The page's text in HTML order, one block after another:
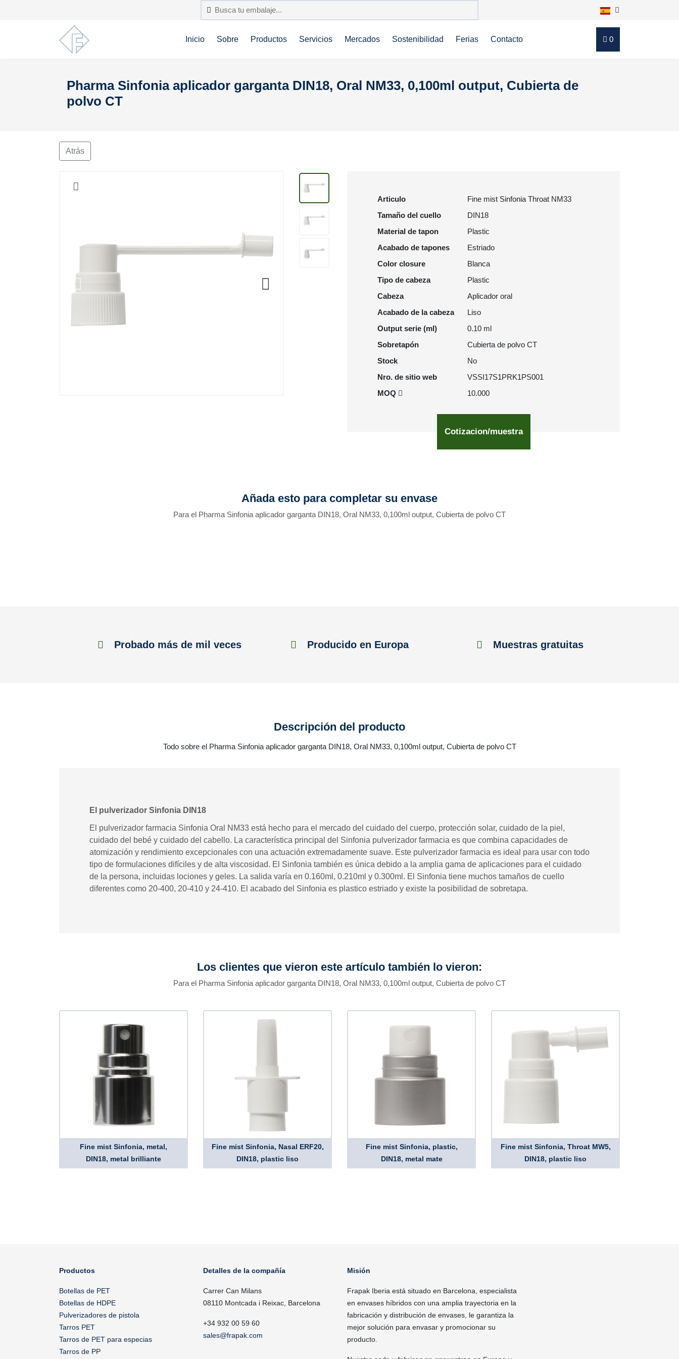
Inicio Sobre Productos Servicios Mercados Sostenibilidad Ferias Contacto 0
Pharma Sinfonia aplicador garganta DIN18, Oral NM33, 0,100ml output, Cubierta de
polvo CT
Atrás
Articulo
Fine mist Sinfonia Throat NM33
Tamaño del cuello
DIN18
Material de tapon
Plastic
Acabado de tapones
Estriado
Color closure
Blanca
Tipo de cabeza
Plastic
Cabeza
Aplicador oral
Acabado de la cabeza
Liso
Output serie (ml)
0.10 ml
Sobretapón
Cubierta de polvo CT
Stock
No
Nro. de sitio web
VSSI17S1PRK1PS001
MOQ
10.000
Cotizacion/muestra
Añada esto para completar su envase
Para el Pharma Sinfonia aplicador garganta DIN18, Oral NM33, 0,100ml output, Cubierta de polvo CT
Probado más de mil veces Producido en Europa Muestras gratuitas
Descripción del producto
Todo sobre el Pharma Sinfonia aplicador garganta DIN18, Oral NM33, 0,100ml output, Cubierta de polvo CT
El pulverizador Sinfonia DIN18
El pulverizador farmacia Sinfonia Oral NM33 está hecho para el mercado del cuidado del cuerpo, protección solar, cuidado de la piel,
cuidado del bebé y cuidado del cabello. La característica principal del Sinfonia pulverizador farmacia es que combina capacidades de
atomización y rendimiento excepcionales con una actuación extremadamente suave. Este pulverizador farmacia es ideal para usar con todo
tipo de formulaciones difíciles y de alta viscosidad. El Sinfonia también es única debido a la amplia gama de aplicaciones para el cuidado
de la persona, incluidas lociones y geles. La salida varía en 0.160ml, 0.210ml y 0.300ml. El Sinfonia tiene muchos tamaños de cuello
diferentes como 20-400, 20-410 y 24-410. El acabado del Sinfonia es plastico estriado y existe la posibilidad de sobretapa.
Los clientes que vieron este artículo también lo vieron:
Para el Pharma Sinfonia aplicador garganta DIN18, Oral NM33, 0,100ml output, Cubierta de polvo CT
Fine mist Sinfonia, metal,
DIN18, metal brilliante
Fine mist Sinfonia, Nasal ERF20,
DIN18, plastic liso
Fine mist Sinfonia, plastic,
DIN18, metal mate
Fine mist Sinfonia, Throat MW5,
DIN18, plastic liso
Productos
Botellas de PET
Botellas de HDPE
Pulverizadores de pistola
Tarros PET
Tarros de PET para especias
Tarros de PP
Detalles de la compañía
Carrer Can Milans
08110 Montcada i Reixac, Barcelona
+34 932 00 59 60
sales@frapak.com
Misión
Frapak Iberia está situado en Barcelona, especialista
en envases híbridos con una amplia trayectoria en la
fabricación y distribución de envases, le garantiza la
mejor solución para envasar y promocionar su
producto.